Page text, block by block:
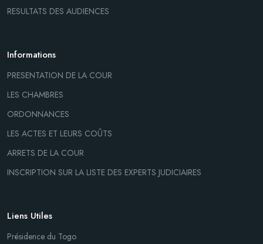
RESULTATS DES AUDIENCES
Informations
PRESENTATION DE LA COUR
LES CHAMBRES
ORDONNANCES
LES ACTES ET LEURS COÛTS
ARRETS DE LA COUR
INSCRIPTION SUR LA LISTE DES EXPERTS JUDICIAIRES
Liens Utiles
Présidence du Togo